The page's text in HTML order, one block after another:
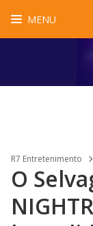
MENU
R7 Entretenimento
O